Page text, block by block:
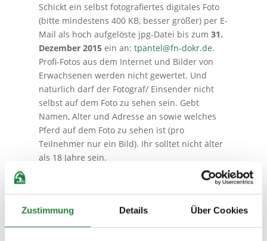
Zustimmung Details Über Cookies
Schickt ein selbst fotografiertes digitales Foto
(bitte mindestens 400 KB, besser größer) per E-
Mail als hoch aufgelöste jpg-Datei bis zum 31.
Dezember 2015ein an: tpantel@fn-dokr.de.
Profi-Fotos aus dem Internet und Bilder von
Erwachsenen werden nicht gewertet. Und
natürlich darf der Fotograf/ Einsender nicht
selbst auf dem Foto zu sehen sein. Gebt
Namen, Alter und Adresse an sowie welches
Pferd auf dem Foto zu sehen ist (pro
Teilnehmer nur ein Bild). Ihr solltet nicht älter
als 18 Jahre sein.
Preisen unterwww.pferd-aktuell.de(PM/
Young PM/ Fotowettbewerb).